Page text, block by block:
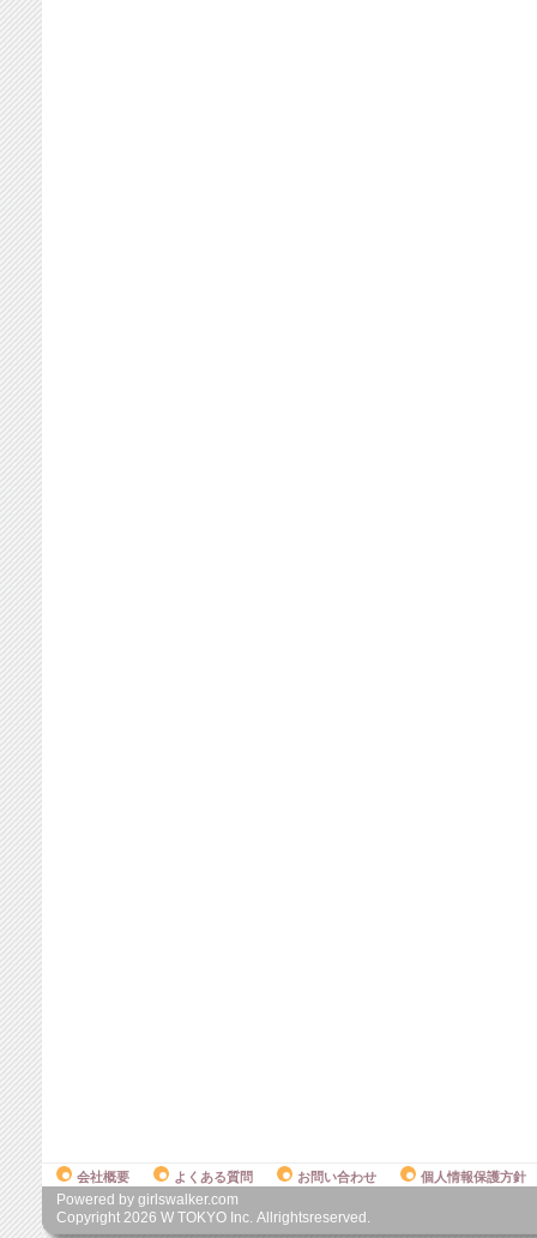
会社概要 よくある質問 お問い合わせ 個人情報保護方針
Powered by girlswalker.com
Copyright 2026 W TOKYO Inc. Allrightsreserved.